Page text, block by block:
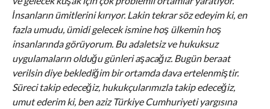
İnsanların ümitlerini kırıyor. Lakin tekrar söz edeyim ki, en
fazla umudu, ümidi gelecek ismine hoş ülkemin hoş
insanlarında görüyorum. Bu adaletsiz ve hukuksuz
uygulamaların olduğu günleri aşacağız. Bugün beraat
verilsin diye beklediğim bir ortamda dava ertelenmiştir.
Süreci takip edeceğiz, hukukçularımızla takip edeceğiz,
umut ederim ki, ben aziz Türkiye Cumhuriyeti yargısına